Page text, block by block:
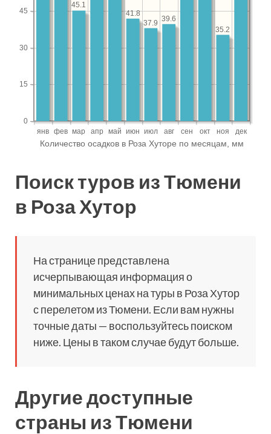
Поиск туров из Тюмени
в Роза Хутор
На странице представлена
исчерпывающая информация о
минимальных ценах на туры в Роза Хутор
с перелетом из Тюмени. Если вам нужны
точные даты — воспользуйтесь поиском
ниже. Цены в таком случае будут больше.
Другие доступные
страны из Тюмени